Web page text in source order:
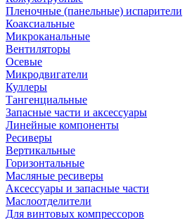
Пленочные (панельные) испарители
Коаксиальные
Микроканальные
Вентиляторы
Осевые
Микродвигатели
Куллеры
Тангенциальные
Запасные части и аксессуары
Линейные компоненты
Ресиверы
Вертикальные
Горизонтальные
Масляные ресиверы
Аксессуары и запасные части
Маслоотделители
Для винтовых компрессоров